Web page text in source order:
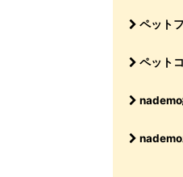
ペット
ペット